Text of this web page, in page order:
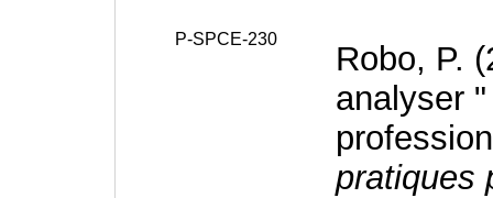
P-SPCE-230
Robo, P.
analyser
pratiques